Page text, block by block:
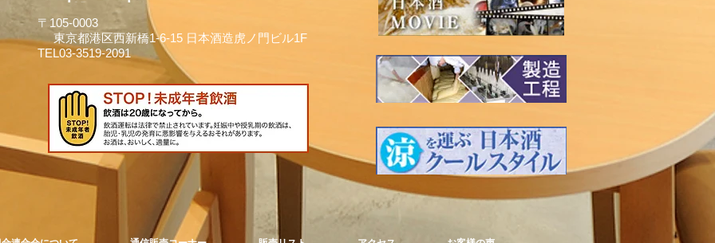
〒105-0003
東京都港区西新橋1-6-15 日本酒造虎ノ門ビル1F
TEL03-3519-2091